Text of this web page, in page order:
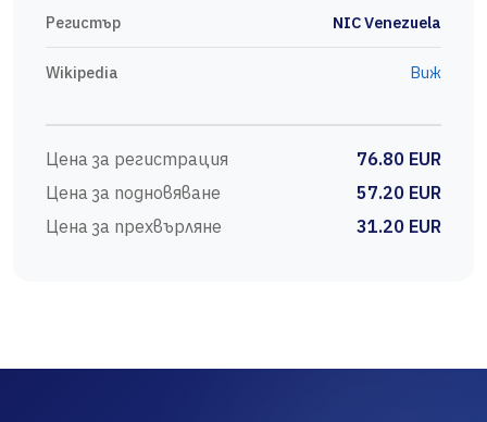
Регистър NIC Venezuela
Wikipedia Виж
Цена за регистрация
76.80 EUR
Цена за подновяване
57.20 EUR
Цена за прехвърляне
31.20 EUR